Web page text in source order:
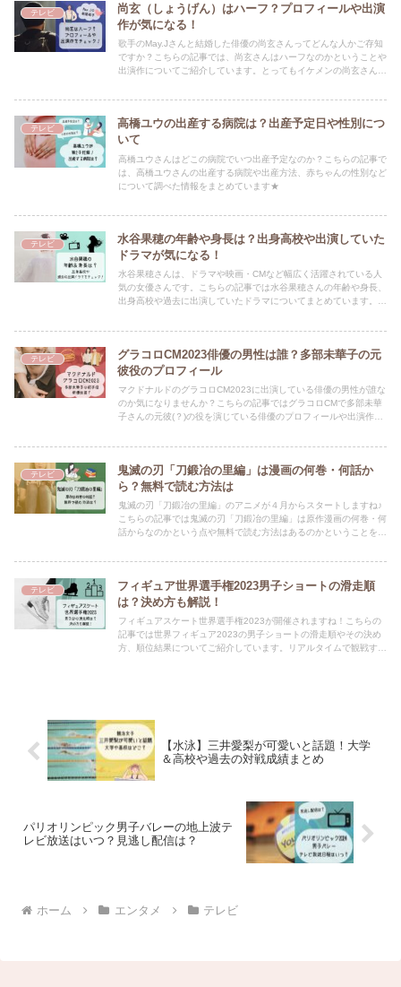
テレビ
尚玄（しょうげん）はハーフ？プロフィールや出演
作が気になる！
歌手のMay.Jさんと結婚した俳優の尚玄さんってどんな人かご存知
ですか？こちらの記事では、尚玄さんはハーフなのかということや
出演作についてご紹介しています。とってもイケメンの尚玄さん、
テレビ
高橋ユウの出産する病院は？出産予定日や性別につ
いて
高橋ユウさんはどこの病院でいつ出産予定なのか？こちらの記事で
は、高橋ユウさんの出産する病院や出産方法、赤ちゃんの性別など
について調べた情報をまとめています★
テレビ
水谷果穂の年齢や身長は？出身高校や出演していた
ドラマが気になる！
水谷果穂さんは、ドラマや映画・CMなど幅広く活躍されている人
気の女優さんです。こちらの記事では水谷果穂さんの年齢や身長、
出身高校や過去に出演していたドラマについてまとめています。さ
テレビ
グラコロCM2023俳優の男性は誰？多部未華子の元
彼役のプロフィール
マクドナルドのグラコロCM2023に出演している俳優の男性が誰な
のか気になりませんか？こちらの記事ではグラコロCMで多部未華
子さんの元彼(？)の役を演じている俳優のプロフィールや出演作に
テレビ
鬼滅の刃「刀鍛冶の里編」は漫画の何巻・何話か
ら？無料で読む方法は
鬼滅の刃「刀鍛冶の里編」のアニメが４月からスタートしますね♪
こちらの記事では鬼滅の刃「刀鍛冶の里編」は原作漫画の何巻・何
話からなのかという点や無料で読む方法はあるのかということを解
テレビ
フィギュア世界選手権2023男子ショートの滑走順
は？決め方も解説！
フィギュアスケート世界選手権2023が開催されますね！こちらの
記事では世界フィギュア2023の男子ショートの滑走順やその決め
方、順位結果についてご紹介しています。リアルタイムで観戦する
【水泳】三井愛梨が可愛いと話題！大学
＆高校や過去の対戦成績まとめ
パリオリンピック男子バレーの地上波テ
レビ放送はいつ？見逃し配信は？
ホーム エンタメ テレビ